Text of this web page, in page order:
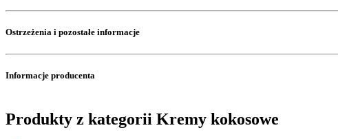
Ostrzeżenia i pozostałe informacje
Informacje producenta
Produkty z kategorii Kremy kokosowe